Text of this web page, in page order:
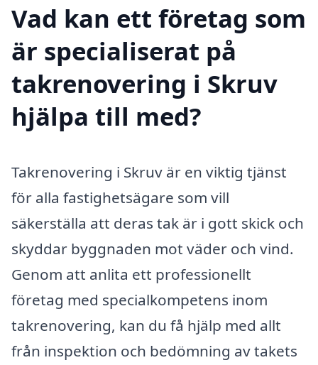
Vad kan ett företag som
är specialiserat på
takrenovering i Skruv
hjälpa till med?
Takrenovering i Skruv är en viktig tjänst
för alla fastighetsägare som vill
säkerställa att deras tak är i gott skick och
skyddar byggnaden mot väder och vind.
Genom att anlita ett professionellt
företag med specialkompetens inom
takrenovering, kan du få hjälp med allt
från inspektion och bedömning av takets